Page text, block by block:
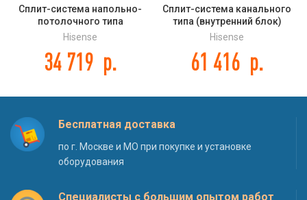
Сплит-система напольно-
потолочного типа
(внутренний блок) Hisense
Hisense
34 719 р.
Сплит-система канального
типа (внутренний блок)
Hisense AUD-60UX4SHH DC
Hisense
61 416 р.
Бесплатная доставка
по г. Москве и МО при покупке и установке
оборудования
Специалисты с большим опытом работ